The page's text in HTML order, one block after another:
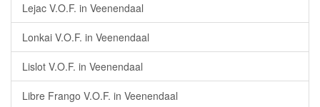
Lejac V.O.F. in Veenendaal
Lonkai V.O.F. in Veenendaal
Lislot V.O.F. in Veenendaal
Libre Frango V.O.F. in Veenendaal